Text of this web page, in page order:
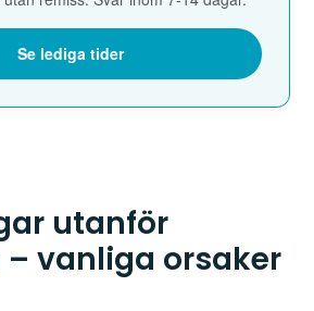
utanför
– vanliga orsaker
Se lediga tider